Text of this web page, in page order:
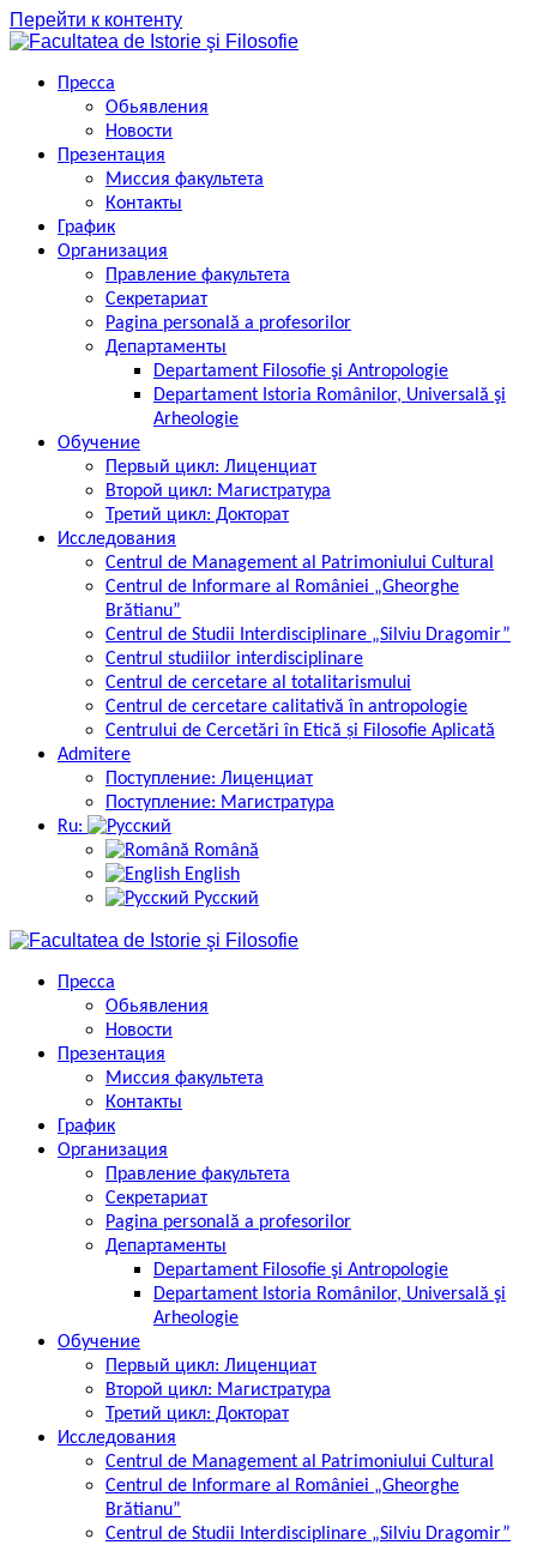
Перейти к контенту
Пресса
Обьявления
Новости
Презентация
Миссия факультета
Контакты
График
Организация
Правление факультета
Секретариат
Pagina personală a profesorilor
Департаменты
Departament Filosofie şi Antropologie
Departament Istoria Românilor, Universală şi
Arheologie
Обучение
Первый цикл: Лиценциат
Второй цикл: Магистратура
Третий цикл: Докторат
Исследования
Centrul de Management al Patrimoniului Cultural
Centrul de Informare al României „Gheorghe
Brătianu”
Centrul de Studii Interdisciplinare „Silviu Dragomir”
Centrul studiilor interdisciplinare
Centrul de cercetare al totalitarismului
Centrul de cercetare calitativă în antropologie
Centrului de Cercetări în Etică și Filosofie Aplicată
Admitere
Поступление: Лиценциат
Поступление: Магистратура
Ru:
Română
English
Русский
Пресса
Обьявления
Новости
Презентация
Миссия факультета
Контакты
График
Организация
Правление факультета
Секретариат
Pagina personală a profesorilor
Департаменты
Departament Filosofie şi Antropologie
Departament Istoria Românilor, Universală şi
Arheologie
Обучение
Первый цикл: Лиценциат
Второй цикл: Магистратура
Третий цикл: Докторат
Исследования
Centrul de Management al Patrimoniului Cultural
Centrul de Informare al României „Gheorghe
Brătianu”
Centrul de Studii Interdisciplinare „Silviu Dragomir”